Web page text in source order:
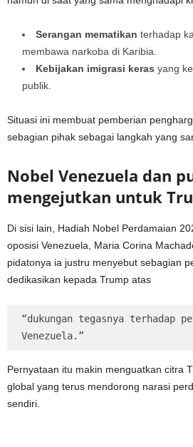
Serangan mematikan terhadap
membawa narkoba di Karibia.
Kebijakan imigrasi keras yang
publik.
Situasi ini membuat pemberian
sebagian pihak sebagai langkah yang
Nobel Venezuela dan
mengejutkan untuk
Di sisi lain, Hadiah Nobel Perdamaian
oposisi Venezuela, Maria Corina
pidatonya ia justru menyebut sebagian
dedikasikan kepada Trump atas
“dukungan tegasnya terhadap
Venezuela.”
Pernyataan itu makin menguatkan citra
global yang terus mendorong narasi
sendiri.